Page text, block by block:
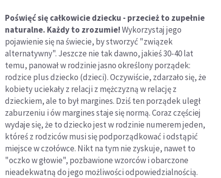
Poświęć się całkowicie dziecku - przecież to zupełnie
naturalne. Każdy to zrozumie!Wykorzystaj jego
pojawienie się na świecie, by stworzyć "związek
alternatywny". Jeszcze nie tak dawno, jakieś 30-40 lat
temu, panował w rodzinie jasno określony porządek:
rodzice plus dziecko (dzieci). Oczywiście, zdarzało się, że
kobiety uciekały z relacji z mężczyzną w relację z
dzieckiem, ale to był margines. Dziś ten porządek uległ
zaburzeniu i ów margines staje się normą. Coraz częściej
wydaje się, że to dziecko jest w rodzinie numerem jeden,
któreś z rodziców musi się podporządkować i odstąpić
miejsce w czołówce. Nikt na tym nie zyskuje, nawet to
"oczko w głowie", pozbawione wzorców i obarczone
nieadekwatną do jego możliwości odpowiedzialnością.